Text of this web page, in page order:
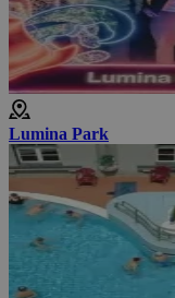
Lumina Park